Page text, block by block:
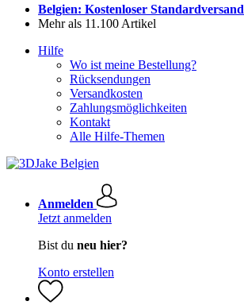
Belgien: Kostenloser Standardversand
Mehr als 11.100 Artikel
Hilfe
Wo ist meine Bestellung?
Rücksendungen
Versandkosten
Zahlungsmöglichkeiten
Kontakt
Alle Hilfe-Themen
Anmelden
Jetzt anmelden
Bist du neu hier?
Konto erstellen